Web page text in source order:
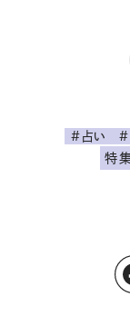
#占い #
特